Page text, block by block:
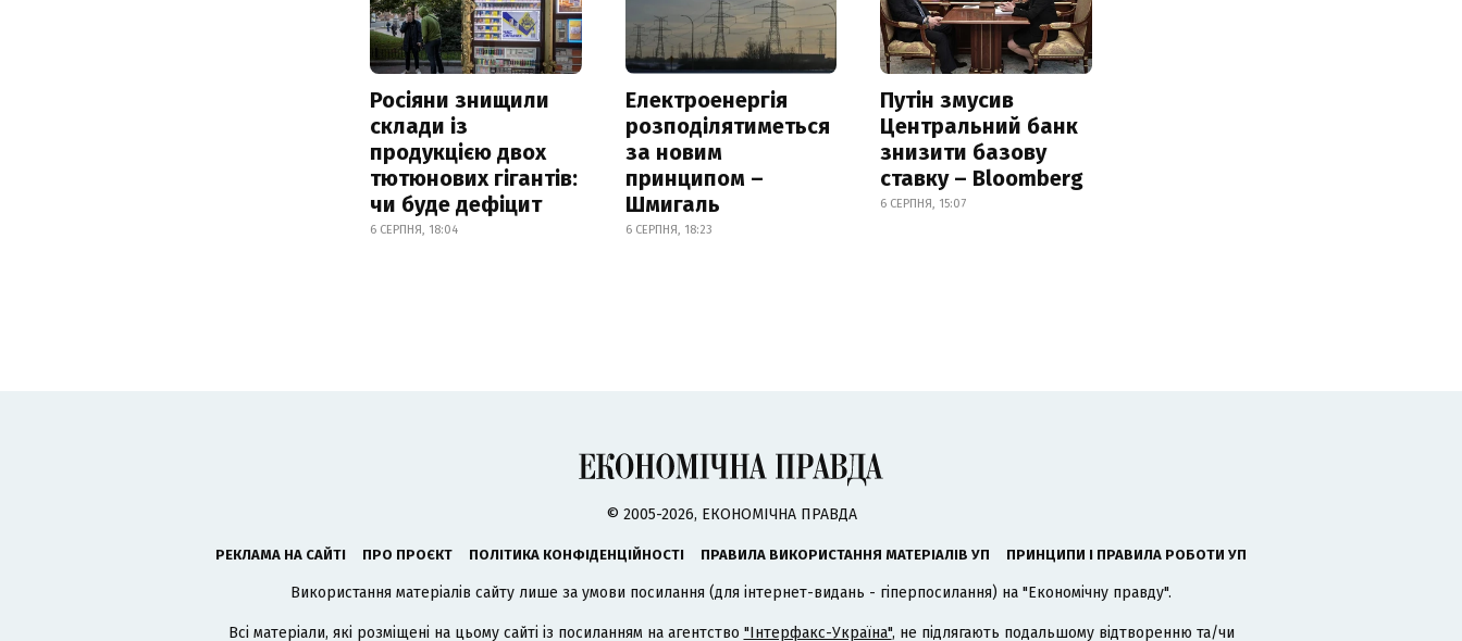
Росіяни знищили
склади із
продукцією двох
тютюнових гігантів:
чи буде дефіцит
6 СЕРПНЯ, 18:04
Електроенергія
розподілятиметься
за новим
принципом –
Шмигаль
6 СЕРПНЯ, 18:23
Путін змусив
Центральний банк
знизити базову
ставку – Bloomberg
6 СЕРПНЯ, 15:07
© 2005-2026, ЕКОНОМІЧНА ПРАВДА
РЕКЛАМА НА САЙТІ ПРО ПРОЄКТ ПОЛІТИКА КОНФІДЕНЦІЙНОСТІ ПРАВИЛА ВИКОРИСТАННЯ МАТЕРІАЛІВ УП ПРИНЦИПИ І ПРАВИЛА РОБОТИ УП
Використання матеріалів сайту лише за умови посилання (для інтернет-видань - гіперпосилання) на "Економічну правду".
Всі матеріали, які розміщені на цьому сайті із посиланням на агентство "Інтерфакс-Україна", не підлягають подальшому відтворенню та/чи